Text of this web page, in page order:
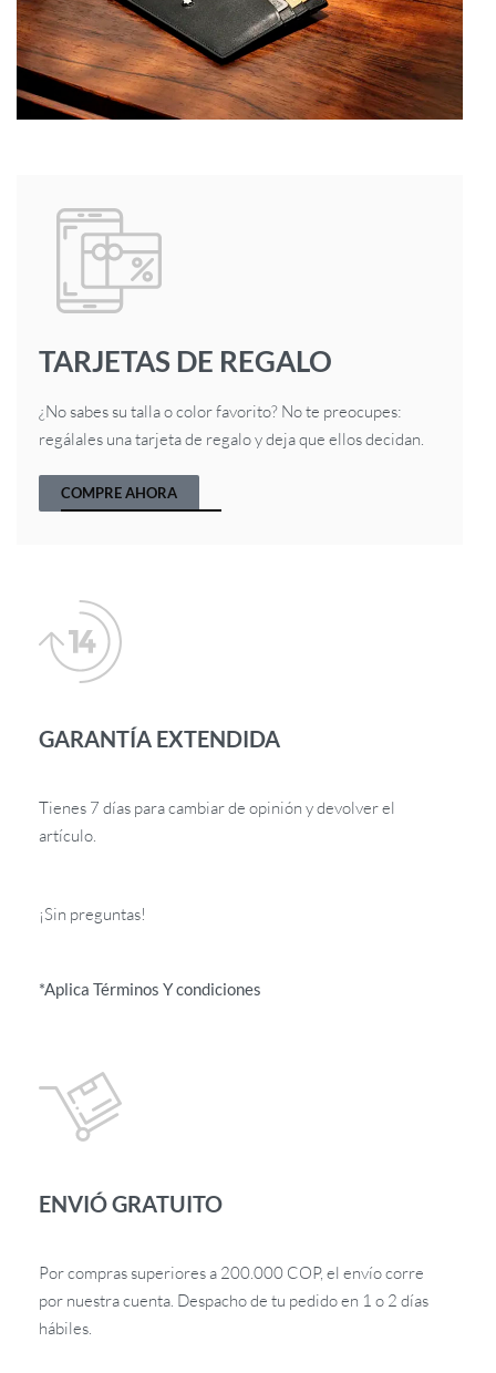
TARJETAS DE REGALO
¿No sabes su talla o color favorito? No te preocupes:
regálales una tarjeta de regalo y deja que ellos decidan.
COMPRE AHORA
GARANTÍA EXTENDIDA
Tienes 7 días para cambiar de opinión y devolver el
artículo.
¡Sin preguntas!
*Aplica Términos Y condiciones
ENVIÓ GRATUITO
Por compras superiores a 200.000 COP, el envío corre
por nuestra cuenta. Despacho de tu pedido en 1 o 2 días
hábiles.